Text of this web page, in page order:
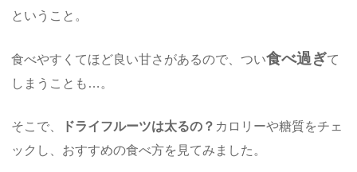
ということ。
食べやすくてほど良い甘さがあるので、つい食べ過ぎて
しまうことも…。
そこで、 ドライフルーツは太るの？ カロリーや糖質をチェ
ックし、おすすめの食べ方を見てみました。